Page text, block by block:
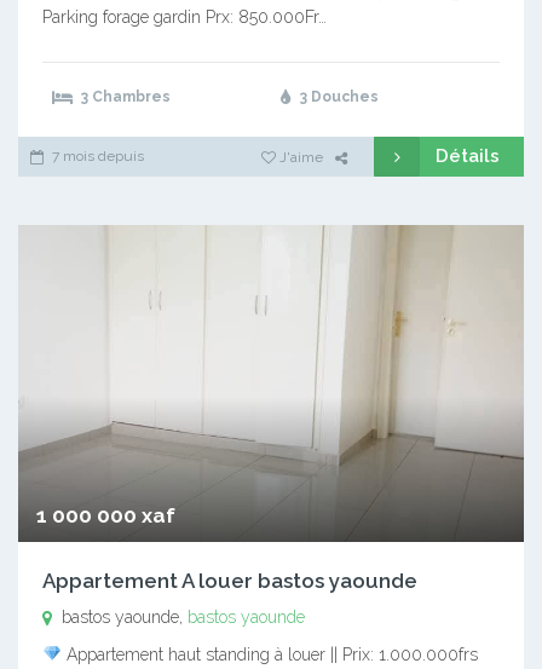
Parking forage gardin Prx: 850.000Fr…
3 Chambres 3 Douches
7 mois depuis J'aime Détails
1 000 000 xaf
Appartement A louer bastos yaounde
bastos yaounde, bastos yaounde
Appartement haut standing à louer || Prix: 1.000.000frs